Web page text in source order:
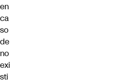
en
ca
so
de
no
exi
sti